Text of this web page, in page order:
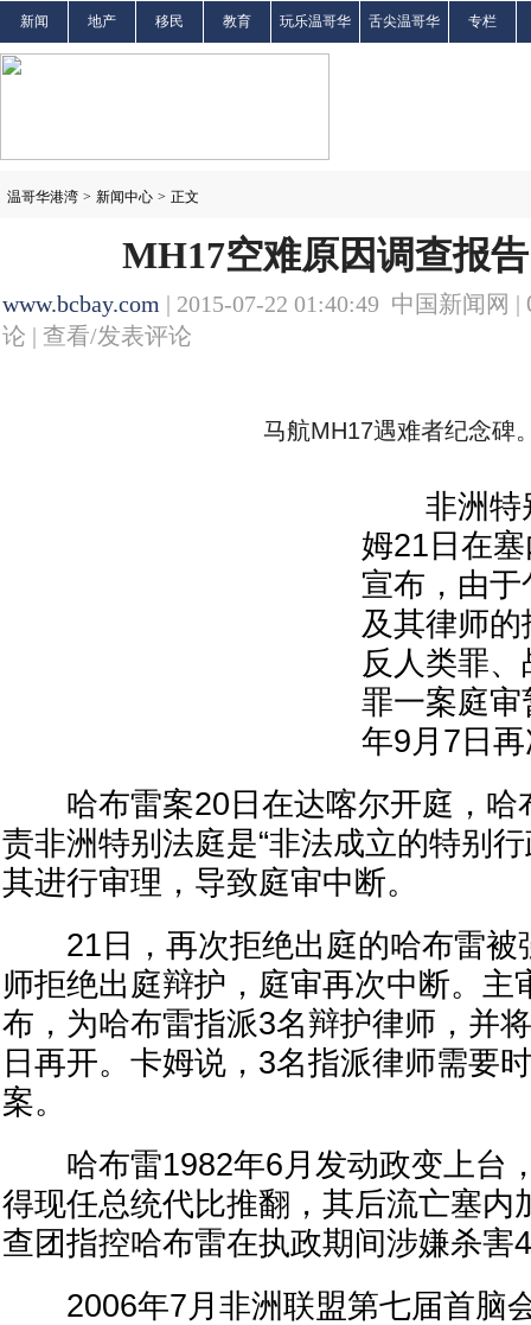
新闻 地产 移民 教育 玩乐温哥华 舌尖温哥华 专栏
温哥华港湾 > 新闻中心 > 正文
MH17空难原因调查报
www.bcbay.com | 2015-07-22 01:40:49 中国新闻网 |
论 | 查看/发表评论
马航MH17遇难者纪念碑
非洲特
姆21日在
宣布，由
及其律师
反人类罪
罪一案庭
年9月7日
哈布雷案20日在达喀尔开庭，哈
责非洲特别法庭是“非法成立的特别
其进行审理，导致庭审中断。
21日，再次拒绝出庭的哈布雷被
师拒绝出庭辩护，庭审再次中断。主
布，为哈布雷指派3名辩护律师，并
日再开。卡姆说，3名指派律师需要
案。
哈布雷1982年6月发动政变上台
得现任总统代比推翻，其后流亡塞内
查团指控哈布雷在执政期间涉嫌杀害
2006年7月非洲联盟第七届首脑